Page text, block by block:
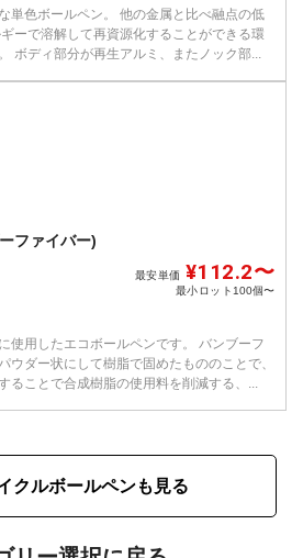
単色ボールペン。 他の金属と比べ融点の低
ーで溶解して再資源化することができる環
ボディ部分が再生アルミ、またノック部...
ファイバー)
最安単価 ¥112.2〜
最小ロット100個〜
使用したエコボールペンです。 バンブーフ
ウダー状にして樹脂で固めたもののことで、
ることで合成樹脂の使用料を削減する、...
クルボールペンも見る